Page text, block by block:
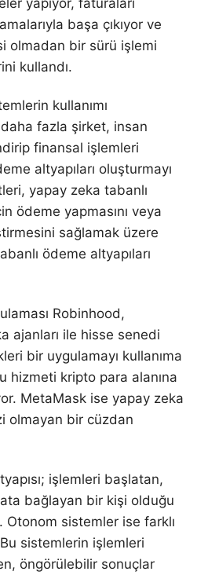
yapıyor, faturaları
başa çıkıyor ve
olmadan bir sürü işlemi
kullandı.
kullanımı
fazla şirket, insan
finansal işlemleri
altyapıları oluşturmayı
yapay zeka tabanlı
ödeme yapmasını veya
sağlamak üzere
ödeme altyapıları
Robinhood,
ajanları ile hisse senedi
bir uygulamayı kullanıma
hizmeti kripto para alanına
MetaMask ise yapay zeka
olmayan bir cüzdan
işlemleri başlatan,
bağlayan bir kişi olduğu
Otonom sistemler ise farklı
sistemlerin işlemleri
öngörülebilir sonuçlar